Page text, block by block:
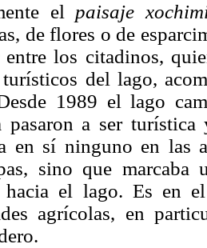
el paisaje
de flores o de
los citadinos,
turísticos del lago,
1989 el lago
pasaron a ser
en sí ninguno en las
sino que
hacia el lago. Es en
agrícolas, en